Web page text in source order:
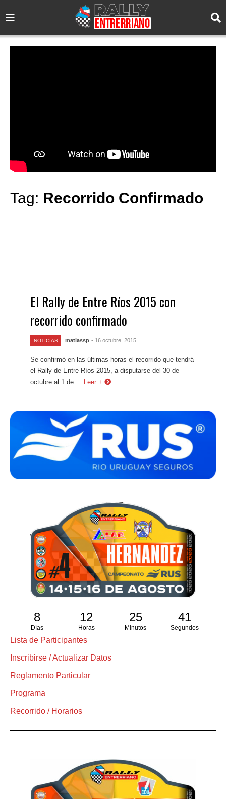
Tag: Recorrido Confirmado
El Rally de Entre Ríos 2015 con
recorrido confirmado
NOTICIAS matiassp - 16 octubre, 2015
Se confirmó en las últimas horas el recorrido que tendrá
el Rally de Entre Ríos 2015, a disputarse del 30 de
octubre al 1 de ...
Leer +
8
Días
12
Horas
25
Minutos
41
Segundos
Lista de Participantes
Inscribirse / Actualizar Datos
Reglamento Particular
Programa
Recorrido / Horarios